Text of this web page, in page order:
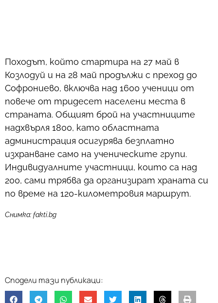
Походът, който стартира на 27 май в
Козлодуй и на 28 май продължи с преход до
Софрониево, включва над 1600 ученици от
повече от тридесет населени места в
страната. Общият брой на участниците
надхвърля 1800, като областната
администрация осигурява безплатно
изхранване само на ученическите групи.
Индивидуалните участници, които са над
200, сами трябва да организират храната си
по време на 120-километровия маршрут.
Снимка: fakti.bg